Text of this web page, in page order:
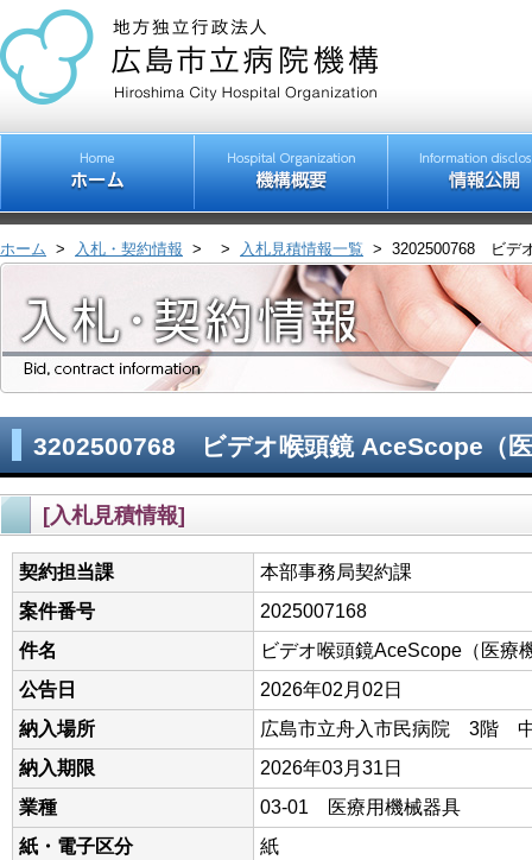
ホーム > 入札・契約情報 > > 入札見積情報一覧 > 3202500768 ビデ
3202500768 ビデオ喉頭鏡 AceScope（
[入札見積情報]
契約担当課
本部事務局契約課
案件番号
2025007168
件名
ビデオ喉頭鏡AceScope（医療
公告日
2026年02月02日
納入場所
広島市立舟入市民病院 3階
納入期限
2026年03月31日
業種
03-01 医療用機械器具
紙・電子区分
紙